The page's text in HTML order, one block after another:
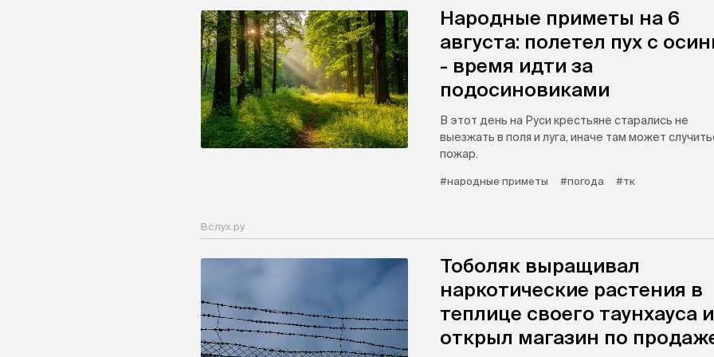
Народные приметы на 6
августа: полетел пух с
- время идти за
подосиновиками
В этот день на Руси крестьяне старались не
выезжать в поля и луга, иначе там может
пожар.
#народные приметы #погода #тк
Вслух.ру
Тоболяк выращивал
наркотические растения в
теплице своего таунхауса и
открыл магазин по